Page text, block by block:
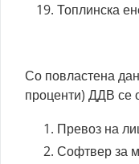
Топлинска
Со повластена
проценти) ДДВ се
Превоз на
Софтвер за